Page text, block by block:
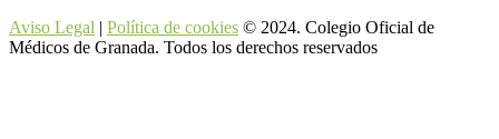
Aviso Legal | Política de cookies © 2024. Colegio Oficial de
Médicos de Granada. Todos los derechos reservados